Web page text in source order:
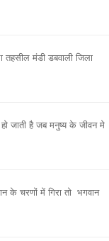
तहसील मंडी डबवाली जिला
जाती है जब मनुष्य के जीवन मे
के चरणों में गिरा तो भगवान